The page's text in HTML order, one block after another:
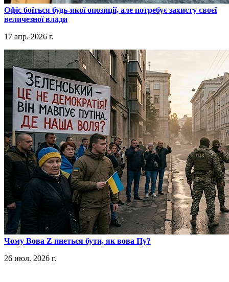
​Офіс боїться будь-якої опозиції, але потребує захисту своєї
величезної влади
17 апр. 2026 г.
​Чому Вова Z пнеться бути, як вова Пу?
26 июл. 2026 г.